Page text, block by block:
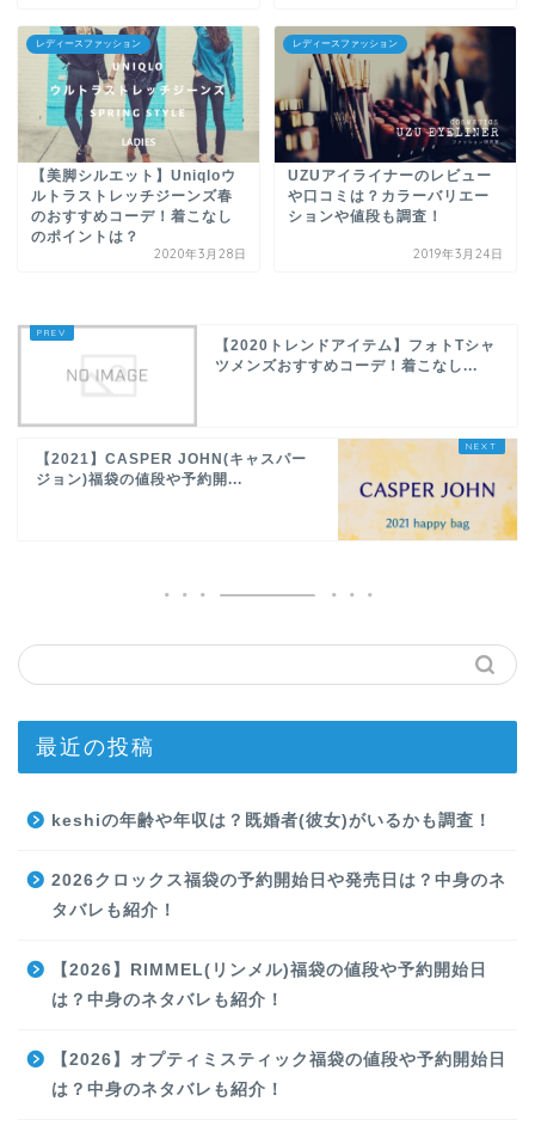
レディースファッション
【美脚シルエット】Uniqloウ
ルトラストレッチジーンズ春
のおすすめコーデ！着こなし
のポイントは？
2020年3月28日
レディースファッション
UZUアイライナーのレビュー
や口コミは？カラーバリエー
ションや値段も調査！
2019年3月24日
【2020トレンドアイテム】フォトTシャ
ツメンズおすすめコーデ！着こなし...
【2021】CASPER JOHN(キャスパー
ジョン)福袋の値段や予約開...
最近の投稿
keshiの年齢や年収は？既婚者(彼女)がいるかも調査！
2026クロックス福袋の予約開始日や発売日は？中身のネ
タバレも紹介！
【2026】RIMMEL(リンメル)福袋の値段や予約開始日
は？中身のネタバレも紹介！
【2026】オプティミスティック福袋の値段や予約開始日
は？中身のネタバレも紹介！